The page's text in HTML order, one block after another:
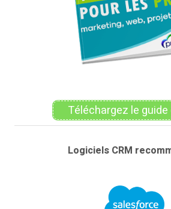
Téléchargez le
Logiciels CRM